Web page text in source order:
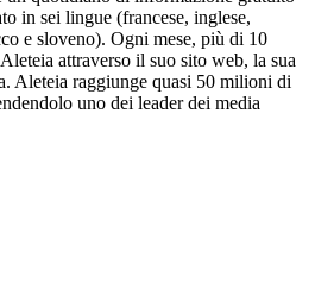
in sei lingue (francese, inglese,
e sloveno). Ogni mese, più di 10
attraverso il suo sito web, la sua
Aleteia raggiunge quasi 50 milioni di
uno dei leader dei media